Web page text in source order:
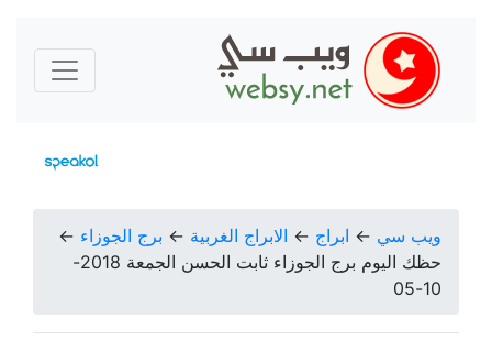
ويب سي ← ابراج ← الابراج الغربية ← برج الجوزاء ←
حظك اليوم برج الجوزاء ثابت الحسن الجمعة 2018-
10-05